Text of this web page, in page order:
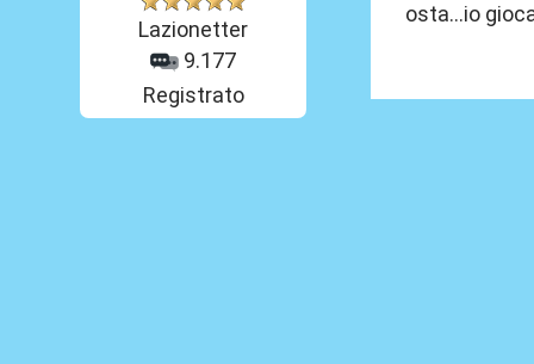
Lazionetter
9.177
Registrato
osta...io